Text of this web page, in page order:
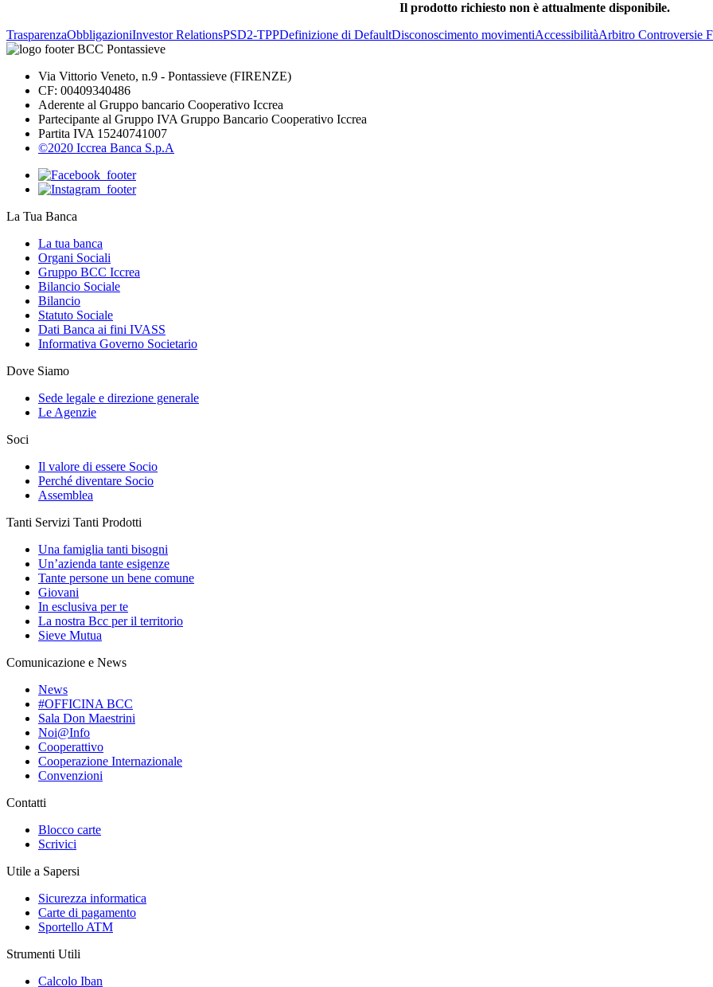
Il prodotto richiesto non è attualmente disponibile.
TrasparenzaObbligazioniInvestor RelationsPSD2-TPPDefinizione di DefaultDisconoscimento movimentiAccessibilitàArbitro Controversie
Via Vittorio Veneto, n.9 - Pontassieve (FIRENZE)
CF: 00409340486
Aderente al Gruppo bancario Cooperativo Iccrea
Partecipante al Gruppo IVA Gruppo Bancario Cooperativo Iccrea
Partita IVA 15240741007
©2020 Iccrea Banca S.p.A
La Tua Banca
La tua banca
Organi Sociali
Gruppo BCC Iccrea
Bilancio Sociale
Bilancio
Statuto Sociale
Dati Banca ai fini IVASS
Informativa Governo Societario
Dove Siamo
Sede legale e direzione generale
Le Agenzie
Soci
Il valore di essere Socio
Perché diventare Socio
Assemblea
Tanti Servizi Tanti Prodotti
Una famiglia tanti bisogni
Un’azienda tante esigenze
Tante persone un bene comune
Giovani
In esclusiva per te
La nostra Bcc per il territorio
Sieve Mutua
Comunicazione e News
News
#OFFICINA BCC
Sala Don Maestrini
Noi@Info
Cooperattivo
Cooperazione Internazionale
Convenzioni
Contatti
Blocco carte
Scrivici
Utile a Sapersi
Sicurezza informatica
Carte di pagamento
Sportello ATM
Strumenti Utili
Calcolo Iban